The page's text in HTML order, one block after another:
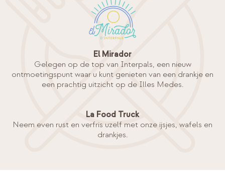
El Mirador
Gelegen op de top van Interpals, een nieuw
ontmoetingspunt waar u kunt genieten van een drankje en
een prachtig uitzicht op de Illes Medes.
La Food Truck
Neem even rust en verfris uzelf met onze ijsjes, wafels en
drankjes.